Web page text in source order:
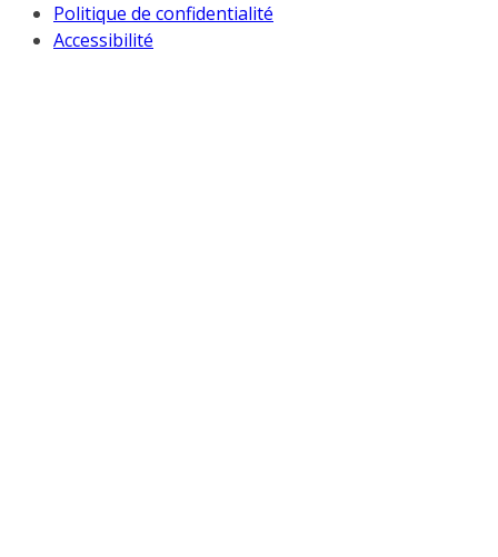
Politique de confidentialité
Accessibilité